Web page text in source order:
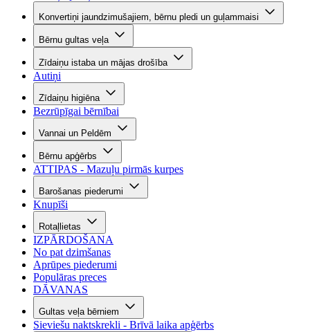
Konvertiņi jaundzimušajiem, bērnu pledi un guļammaisi
Bērnu gultas veļa
Zīdaiņu istaba un mājas drošība
Autiņi
Zīdaiņu higiēna
Bezrūpīgai bērnībai
Vannai un Peldēm
Bērnu apģērbs
ATTIPAS - Mazuļu pirmās kurpes
Barošanas piederumi
Knupīši
Rotaļlietas
IZPĀRDOŠANA
No pat dzimšanas
Aprūpes piederumi
Populāras preces
DĀVANAS
Gultas veļa bērniem
Sieviešu naktskrekli - Brīvā laika apģērbs